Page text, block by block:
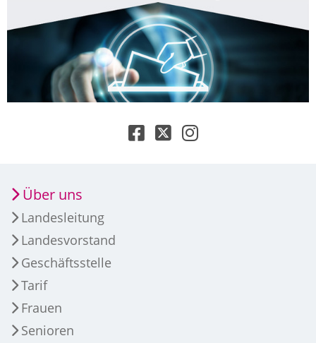
Über uns
Landesleitung
Landesvorstand
Geschäftsstelle
Tarif
Frauen
Senioren